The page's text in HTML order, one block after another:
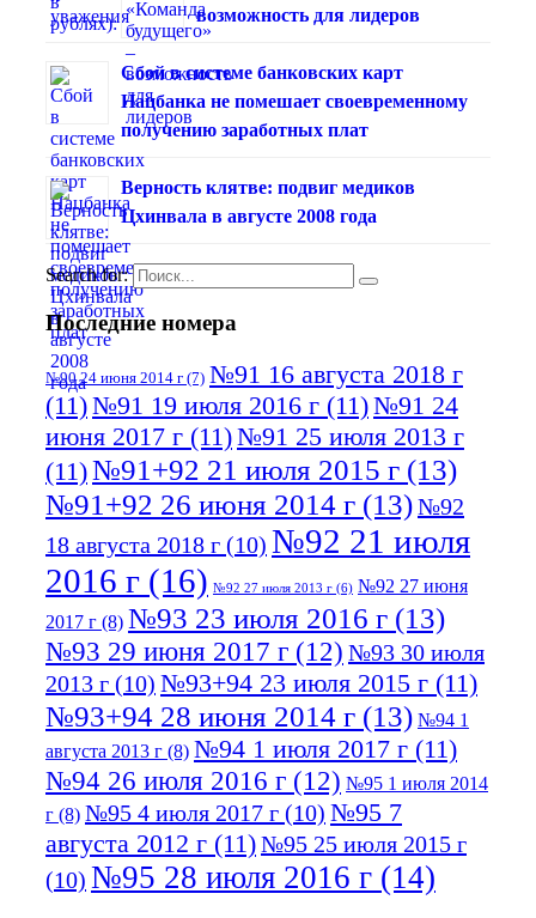
возможность для лидеров
Сбой в системе банковских карт
Нацбанка не помешает своевременному
получению заработных плат
Верность клятве: подвиг медиков
Цхинвала в августе 2008 года
Search for:
Последние номера
№90 24 июня 2014 г (7) №91 16 августа 2018 г
(11)№91 19 июля 2016 г (11)№91 24
июня 2017 г (11)№91 25 июля 2013 г
(11)№91+92 21 июля 2015 г (13)
№91+92 26 июня 2014 г (13)№92
18 августа 2018 г (10) №92 21 июля
2016 г (16) №92 27 июля 2013 г (6) №92 27 июня
2017 г (8) №93 23 июля 2016 г (13)
№93 29 июня 2017 г (12) №93 30 июля
2013 г (10) №93+94 23 июля 2015 г (11)
№93+94 28 июня 2014 г (13) №94 1
августа 2013 г (8) №94 1 июля 2017 г (11)
№94 26 июля 2016 г (12) №95 1 июля 2014
г (8) №95 4 июля 2017 г (10) №95 7
августа 2012 г (11)№95 25 июля 2015 г
(10) №95 28 июля 2016 г (14)